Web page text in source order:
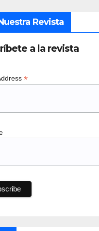
Revista
a la revista
*